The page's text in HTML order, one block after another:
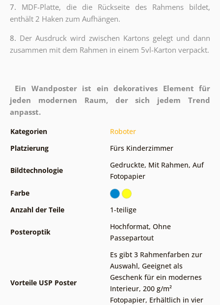
7. MDF-Platte, die die Rückseite des Rahmens bildet,
enthält 2 Haken zum Aufhängen.
8. Der Ausdruck wird zwischen Kartons gelegt und dann
zusammen mit dem Rahmen in einem 5vl-Karton verpackt.
Ein Wandposter ist ein dekoratives Element für
jeden modernen Raum, der sich jedem Trend
anpasst.
Kategorien
Roboter
Platzierung
Fürs Kinderzimmer
Bildtechnologie
Gedruckte, Mit Rahmen, Auf
Fotopapier
Farbe
Anzahl der Teile
1-teilige
Posteroptik
Hochformat, Ohne
Passepartout
Vorteile USP Poster
Es gibt 3 Rahmenfarben zur
Auswahl, Geeignet als
Geschenk für ein modernes
Interieur, 200 g/m²
Fotopapier, Erhältlich in vier